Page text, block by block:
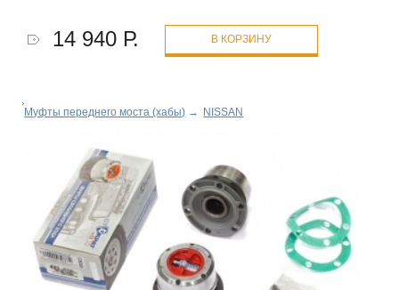
14 940 Р. В КОРЗИНУ
Муфты переднего моста (хабы) → NISSAN